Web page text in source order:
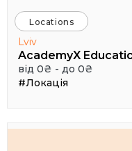
Locations
Lviv
від 0₴ - до 0₴
#Локація